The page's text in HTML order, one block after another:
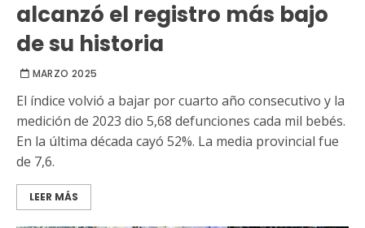
alcanzó el registro más bajo
de su historia
MARZO 2025
El índice volvió a bajar por cuarto año consecutivo y la
medición de 2023 dio 5,68 defunciones cada mil bebés.
En la última década cayó 52%. La media provincial fue
de 7,6.
LEER MÁS